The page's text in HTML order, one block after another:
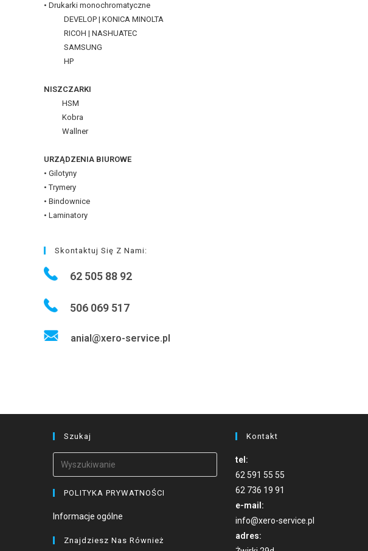
• Drukarki monochromatyczne
DEVELOP | KONICA MINOLTA
RICOH | NASHUATEC
SAMSUNG
HP
NISZCZARKI
HSM
Kobra
Wallner
URZĄDZENIA BIUROWE
• Gilotyny
• Trymery
• Bindownice
• Laminatory
Skontaktuj Się Z Nami:
62 505 88 92
506 069 517
anial@xero-service.pl
Szukaj
Search
for:
POLITYKA PRYWATNOŚCI
Informacje ogólne
Znajdziesz Nas Również
Kontakt
tel:
62 591 55 55
62 736 19 91
e-mail:
info@xero-service.pl
adres: